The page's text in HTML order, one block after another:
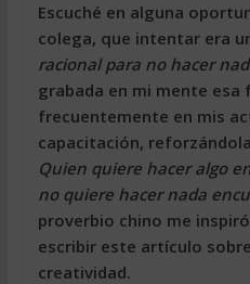
Escuché en alguna
colega, que intentar era
racional para no hacer
grabada en mi mente esa
frecuentemente en mis
capacitación,
Quien quiere hacer algo
no quiere hacer nada
proverbio chino me
escribir este artículo
creatividad.